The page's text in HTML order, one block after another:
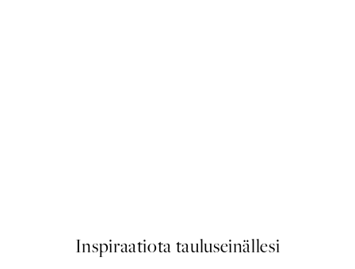
Inspiraatiota tauluseinällesi